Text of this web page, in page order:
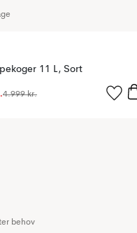
11 L, Sort
4.999 kr.
behov